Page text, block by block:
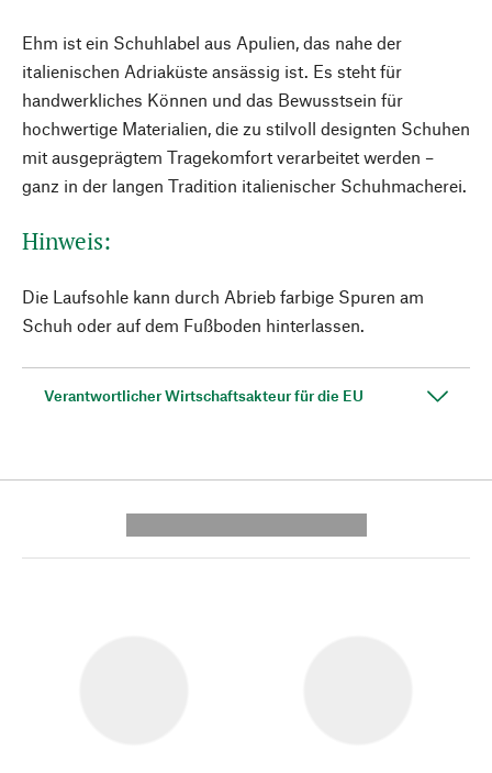
Ehm ist ein Schuhlabel aus Apulien, das nahe der
italienischen Adriaküste ansässig ist. Es steht für
handwerkliches Können und das Bewusstsein für
hochwertige Materialien, die zu stilvoll designten Schuhen
mit ausgeprägtem Tragekomfort verarbeitet werden –
ganz in der langen Tradition italienischer Schuhmacherei.
Hinweis:
Die Laufsohle kann durch Abrieb farbige Spuren am
Schuh oder auf dem Fußboden hinterlassen.
Verantwortlicher Wirtschaftsakteur für die EU